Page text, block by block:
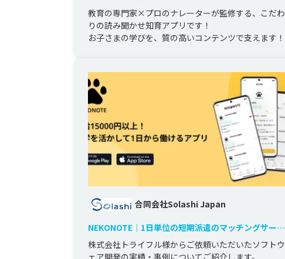
教育の専門家×プロのナレーターが監修する、こだわ
りの読み聞かせ知育アプリです！
お子さまの学びを、質の高いコンテンツで支えます！
合同会社Solashi Japan
NEKONOTE｜1日単位の短期派遣のマッチングサービ
ス
株式会社トライフル様からご依頼いただいたソフトウ
ェア開発の実績・事例についてご紹介します。